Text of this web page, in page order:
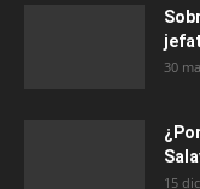
30
15